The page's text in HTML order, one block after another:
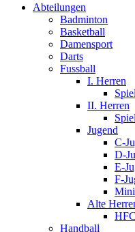
Abteilungen
Badminton
Basketball
Damensport
Darts
Fussball
I. Herren
II. Herren
Jugend
C-
D-
E-
F-
Alte
Handball